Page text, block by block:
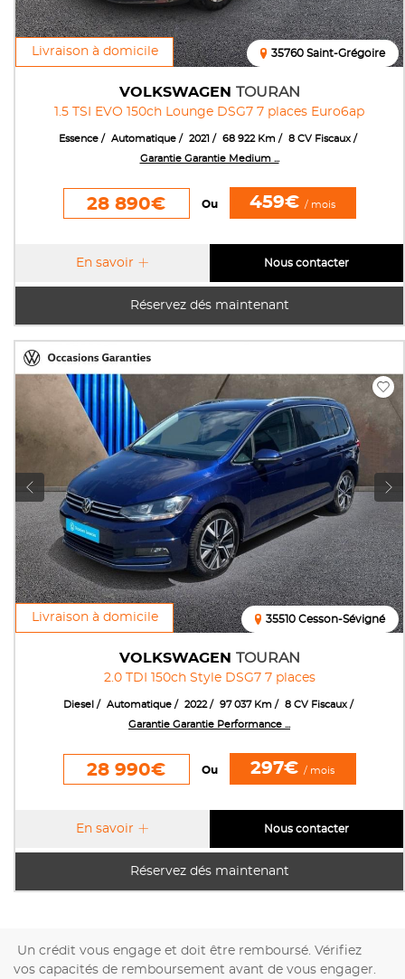
Livraison à domicile
VOLKSWAGEN TOURAN
1.5 TSI EVO 150ch Lounge DSG7 7 places Euro6ap
35760 Saint-Grégoire
Essence Automatique 2021 68 922 Km
8 CV Fiscaux
Garantie Garantie Medium ...
28 890€ Ou 459€ / mois
Réservez dés maintenant
En savoir Nous contacter
Livraison à domicile
VOLKSWAGEN TOURAN
2.0 TDI 150ch Style DSG7 7 places
35510 Cesson-Sévigné
Diesel Automatique 2022 97 037 Km
8 CV Fiscaux
Garantie Garantie Performance ...
28 990€ Ou 297€ / mois
Réservez dés maintenant
En savoir Nous contacter
Un crédit vous engage et doit être remboursé. Vérifiez
vos capacités de remboursement avant de vous engager.